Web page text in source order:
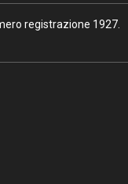
registrazione 1927.